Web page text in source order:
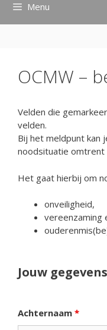
Menu
OCMW –
Velden die
velden.
Bij het meldpunt kan
noodsituatie omtrent
Het gaat hierbij om
onveiligheid,
vereenzaming
Jouw gegevens
Achternaam *